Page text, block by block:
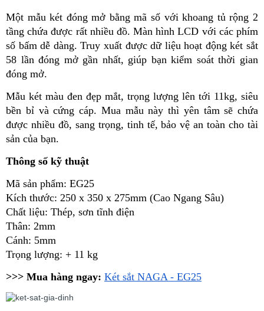
Một mẫu két đóng mở bằng mã số với khoang tủ rộng 2
tầng chứa được rất nhiều đồ. Màn hình LCD với các phím
số bấm dễ dàng. Truy xuất được dữ liệu hoạt động két sắt
58 lần đóng mở gần nhất, giúp bạn kiểm soát thời gian
đóng mở.
Mẫu két màu đen đẹp mắt, trọng lượng lên tới 11kg, siêu
bền bỉ và cứng cáp. Mua mẫu này thì yên tâm sẽ chứa
được nhiều đồ, sang trọng, tinh tế, bảo vệ an toàn cho tài
sản của bạn.
Thông số kỹ thuật
Mã sản phẩm: EG25
Kích thước: 250 x 350 x 275mm (Cao Ngang Sâu)
Chất liệu: Thép, sơn tĩnh điện
Thân: 2mm
Cánh: 5mm
Trọng lượng: + 11 kg
>>> Mua hàng ngay: Két sắt NAGA - EG25